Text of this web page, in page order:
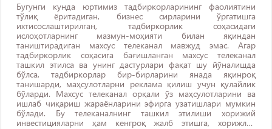
Бугунги кунда юртимиз тадбиркорларининг фаолиятини
тўлиқ ёритадиган, бизнес сирларини ўргатишга
ихтисослаштирилган, тадбиркорлик соҳасидаги
ислоҳотларнинг мазмун-моҳияти билан яқиндан
таништирадиган махсус телеканал мавжуд эмас. Агар
тадбиркорлик соҳасига бағишланган махсус телеканал
ташкил этилса ва унинг дастурлари фақат шу йўналишда
бўлса, тадбиркорлар бир-бирларини янада яқинроқ
танишарди, маҳсулотларни реклама қилиш учун қулайлик
бўларди. Махсус телеканал орқали ўз маҳсулотларини ва
ишлаб чиқариш жараёнларини эфирга узатишлари мумкин
бўлади. Бу телеканалнинг ташкил этилиши хорижий
инвестицияларни ҳам кенгроқ жалб этишга, хорижлик